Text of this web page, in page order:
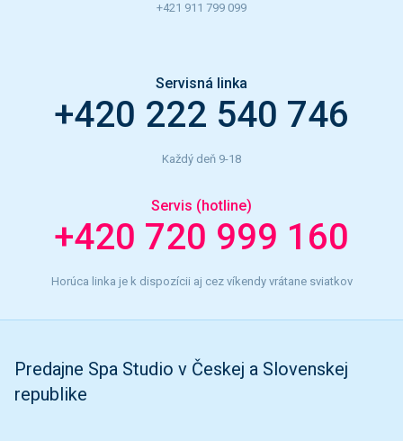
+421 911 799 099
Servisná linka
+420 222 540 746
Každý deň 9-18
Servis (hotline)
+420 720 999 160
Horúca linka je k dispozícii aj cez víkendy vrátane sviatkov
Predajne Spa Studio v Českej a Slovenskej
republike